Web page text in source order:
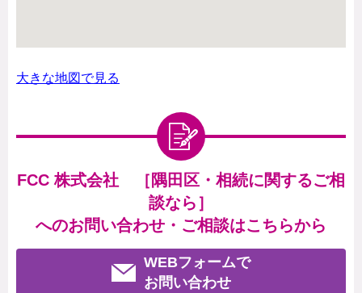
大きな地図で見る
FCC 株式会社 ［隅田区・相続に関するご相
談なら］
へのお問い合わせ・ご相談はこちらから
WEBフォームで
お問い合わせ